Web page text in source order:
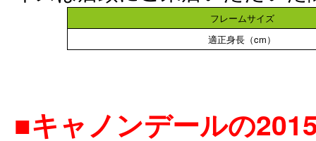
フレームサイズ
適正身長（cm）
■キャノンデールの